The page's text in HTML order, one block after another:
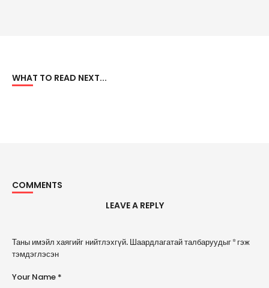
WHAT TO READ NEXT...
COMMENTS
LEAVE A REPLY
Таны имэйл хаягийг нийтлэхгүй. Шаардлагатай талбаруудыг*гэж
тэмдэглэсэн
Your Name *
A
l
e